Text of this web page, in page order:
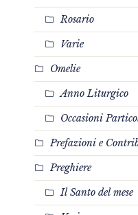
Rosario
Varie
Omelie
Anno Liturgico
Occasioni
Prefazioni e
Preghiere
Il Santo del mese